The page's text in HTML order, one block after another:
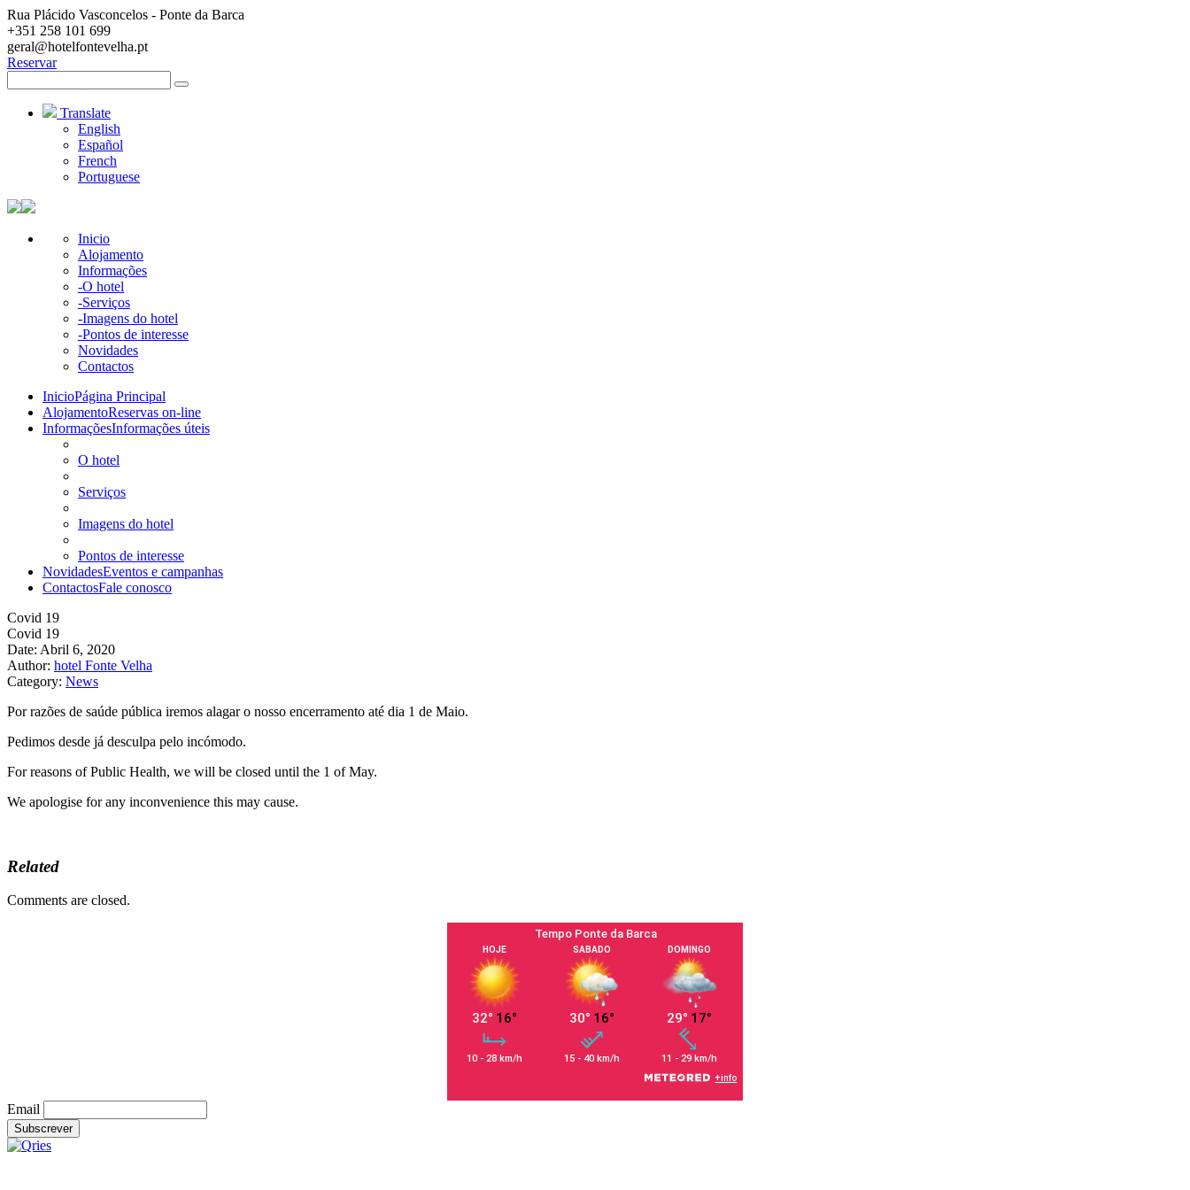
Rua Plácido Vasconcelos - Ponte da Barca
+351 258 101 699
geral@hotelfontevelha.pt
Reservar
for:
Translate
English
Español
French
Portuguese
Inicio
Alojamento
Informações
-O hotel
-Serviços
-Imagens do hotel
-Pontos de interesse
Novidades
Contactos
InicioPágina Principal
AlojamentoReservas on-line
InformaçõesInformações úteis
O hotel
Serviços
Imagens do hotel
Pontos de interesse
NovidadesEventos e campanhas
ContactosFale conosco
Covid 19
Covid 19
Date: Abril 6, 2020
Author: hotel Fonte Velha
Category: News
Por razões de saúde pública iremos alagar o nosso encerramento até dia 1 de Maio.
Pedimos desde já desculpa pelo incómodo.
For reasons of Public Health, we will be closed until the 1 of May.
We apologise for any inconvenience this may cause.
Related
Comments are closed.
Email